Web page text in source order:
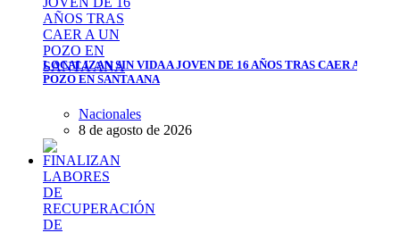
LOCALIZAN SIN VIDA A JOVEN DE 16 AÑOS TRAS CAER A UN
POZO EN SANTA ANA
Nacionales
8 de agosto de 2026